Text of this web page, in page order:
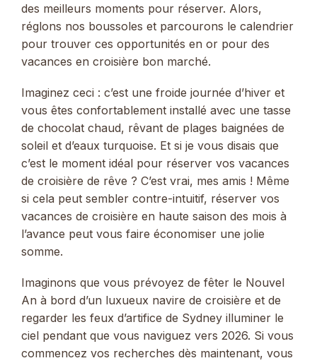
des meilleurs moments pour réserver. Alors,
réglons nos boussoles et parcourons le calendrier
pour trouver ces opportunités en or pour des
vacances en croisière bon marché.
Imaginez ceci : c’est une froide journée d’hiver et
vous êtes confortablement installé avec une tasse
de chocolat chaud, rêvant de plages baignées de
soleil et d’eaux turquoise. Et si je vous disais que
c’est le moment idéal pour réserver vos vacances
de croisière de rêve ? C’est vrai, mes amis ! Même
si cela peut sembler contre-intuitif, réserver vos
vacances de croisière en haute saison des mois à
l’avance peut vous faire économiser une jolie
somme.
Imaginons que vous prévoyez de fêter le Nouvel
An à bord d’un luxueux navire de croisière et de
regarder les feux d’artifice de Sydney illuminer le
ciel pendant que vous naviguez vers 2026. Si vous
commencez vos recherches dès maintenant, vous